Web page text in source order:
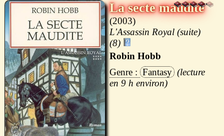
La secte maudite
2003
L'Assassin Royal (suite)
(8)
Robin Hobb
Fantasy
9 h